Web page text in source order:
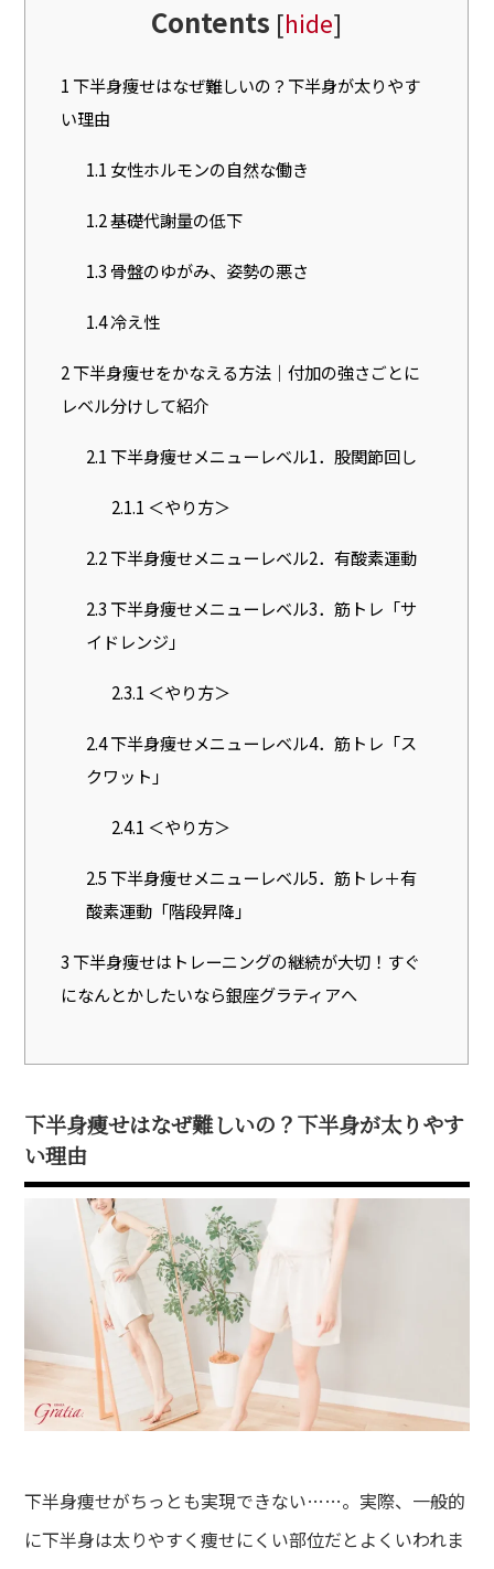
Contents [hide]
1 下半身痩せはなぜ難しいの？下半身が太りやす
い理由
1.1 女性ホルモンの自然な働き
1.2基礎代謝量の低下
1.3 骨盤のゆがみ、姿勢の悪さ
1.4冷え性
2下半身痩せをかなえる方法｜付加の強さごとに
レベル分けして紹介
2.1 下半身痩せメニューレベル1．股関節回し
2.1.1 ＜やり方＞
2.2下半身痩せメニューレベル2．有酸素運動
2.3 下半身痩せメニューレベル3．筋トレ「サ
イドレンジ」
2.3.1 ＜やり方＞
2.4下半身痩せメニューレベル4．筋トレ「ス
クワット」
2.4.1 ＜やり方＞
2.5 下半身痩せメニューレベル5．筋トレ＋有
酸素運動「階段昇降」
3 下半身痩せはトレーニングの継続が大切！すぐ
になんとかしたいなら銀座グラティアへ
下半身痩せはなぜ難しいの？下半身が太りやす
い理由
下半身痩せがちっとも実現できない……。実際、一般的
に下半身は太りやすく痩せにくい部位だとよくいわれま